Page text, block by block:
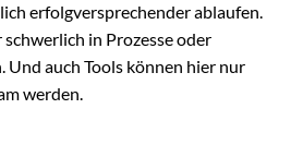
erfolgversprechender ablaufen.
in Prozesse oder
Und auch Tools können hier nur
werden.